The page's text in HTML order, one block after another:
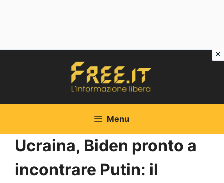
Menu
Ucraina, Biden pronto a
incontrare Putin: il